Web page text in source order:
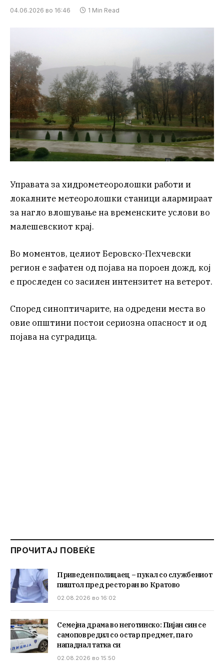
04.06.2026 во 16:46 1 Min Read
Управата за хидрометеоролошки работи и
локалните метеоролошки станици алармираат
за нагло влошување на временските услови во
малешевскиот крај.
Во моментов, целиот Беровско-Пехчевски
регион е зафатен од појава на пороен дожд, кој
е проследен со засилен интензитет на ветерот.
Според синоптичарите, на одредени места во
овие општини постои сериозна опасност и од
појава на суградица.
ПРОЧИТАЈ ПОВЕЌЕ
Приведен полицаец – пукал со службениот
пиштол пред ресторан во Кратово
02.08.2026 во 16:02
Семејна драма во неготинско: Пијан син се
самоповредил со остар предмет, па го
нападнал татка си
02.08.2026 во 15:50